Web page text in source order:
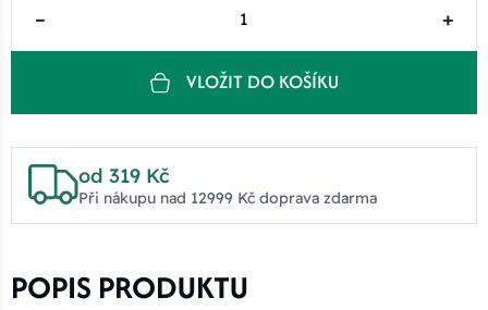
– +
VLOŽIT DO KOŠÍKU
od 319 Kč
Při nákupu nad 12999 Kč doprava zdarma
POPIS PRODUKTU